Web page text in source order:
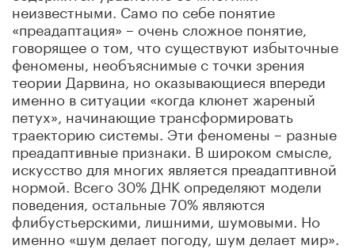
неизвестными. Само по себе понятие
«преадаптация» – очень сложное понятие,
говорящее о том, что существуют избыточные
феномены, необъяснимые с точки зрения
теории Дарвина, но оказывающиеся впереди
именно в ситуации «когда клюнет жареный
петух», начинающие трансформировать
траекторию системы. Эти феномены – разные
преадаптивные признаки. В широком смысле,
искусство для многих является преадаптивной
нормой. Всего 30% ДНК определяют модели
поведения, остальные 70% являются
флибустьерскими, лишними, шумовыми. Но
именно «шум делает погоду, шум делает мир».